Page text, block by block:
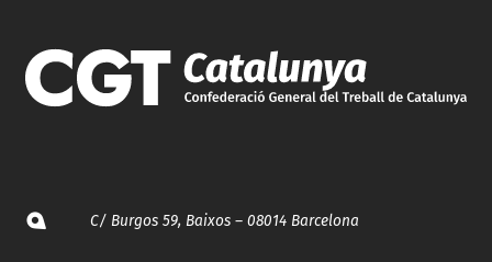
C/ Burgos 59, Baixos – 08014 Barcelona